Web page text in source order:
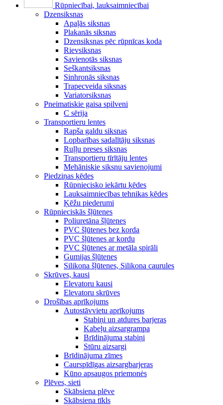
Rūpniecībai, lauksaimniecībai
Dzensiksnas
Apaļās siksnas
Plakanās siksnas
Dzensiksnas pēc rūpnīcas koda
Rievsiksnas
Savienotās siksnas
Seškantsiksnas
Sinhronās siksnas
Trapecveida siksnas
Variatorsiksnas
Pneimatiskie gaisa spilveni
C sērija
Transportieru lentes
Rapša galdu siksnas
Lopbarības sadalītāju siksnas
Ruļļu preses siksnas
Transportieru tīrītāju lentes
Mehāniskie siksnu savienojumi
Piedziņas ķēdes
Rūpniecisko iekārtu ķēdes
Lauksaimniecības tehnikas ķēdes
Ķēžu piederumi
Rūpnieciskās šļūtenes
Poliuretāna šļūtenes
PVC šļūtenes bez korda
PVC šļūtenes ar kordu
PVC šļūtenes ar metāla spirāli
Gumijas šļūtenes
Silikona šļūtenes, Silikona caurules
Skrūves, kausi
Elevatoru kausi
Elevatoru skrūves
Drošības aprīkojums
Autostāvvietu aprīkojums
Stabiņi un atdures barjeras
Kabeļu aizsargrampa
Brīdinājuma stabiņi
Stūru aizsargi
Brīdinājuma zīmes
Caurspīdīgas aizsargbarjeras
Kūno apsaugos priemonės
Plēves, sieti
Skābsiena plēve
Skābsiena tīkls